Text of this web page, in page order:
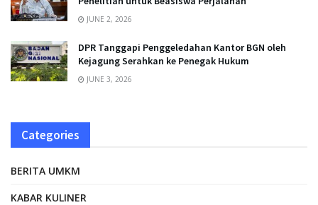
JUNE 2, 2026
DPR Tanggapi Penggeledahan Kantor BGN oleh
Kejagung Serahkan ke Penegak Hukum
JUNE 3, 2026
Categories
BERITA UMKM
KABAR KULINER